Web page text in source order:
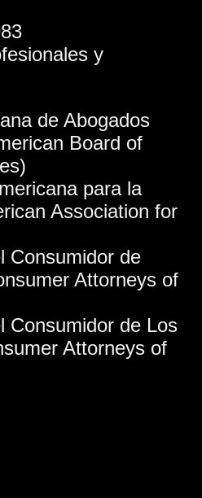
y
de Abogados
Board of
para la
Association for
Consumidor de
Attorneys of
Consumidor de Los
Attorneys of